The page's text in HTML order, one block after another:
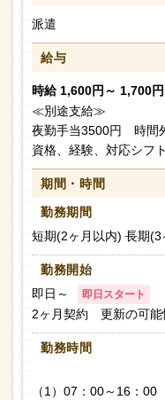
派遣
給与
時給 1,600円～ 1,700円
≪別途支給≫
夜勤手当3500円 時間
資格、経験、対応シフ
期間・時間
勤務期間
短期(2ヶ月以内) 長期(3
勤務開始
即日～
即日スタート
2ヶ月契約 更新の可能
勤務時間
（1）07：00～16：00